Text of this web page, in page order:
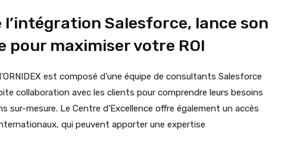
l’intégration Salesforce, lance son
pour maximiser votre ROI
est composé d’une équipe de consultants Salesforce
collaboration avec les clients pour comprendre leurs besoins
sur-mesure. Le Centre d’Excellence offre également un accès
qui peuvent apporter une expertise